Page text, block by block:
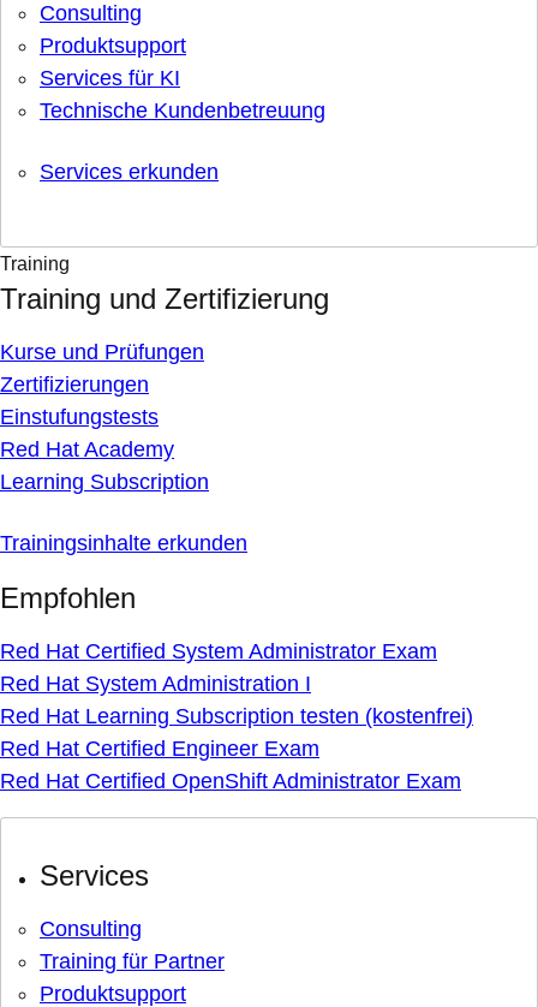
Consulting
Produktsupport
Services für KI
Technische Kundenbetreuung
Services erkunden
Training
Training und Zertifizierung
Kurse und Prüfungen
Zertifizierungen
Einstufungstests
Red Hat Academy
Learning Subscription
Trainingsinhalte erkunden
Empfohlen
Red Hat Certified System Administrator Exam
Red Hat System Administration I
Red Hat Learning Subscription testen (kostenfrei)
Red Hat Certified Engineer Exam
Red Hat Certified OpenShift Administrator Exam
Services
Consulting
Training für Partner
Produktsupport